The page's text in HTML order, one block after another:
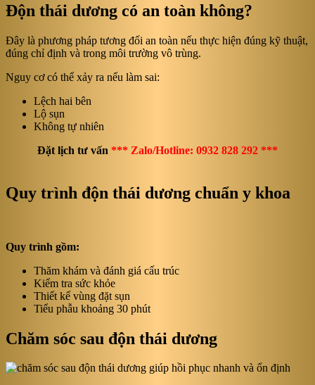
Độn thái dương có an toàn không?
Đây là phương pháp tương đối an toàn nếu thực hiện đúng kỹ thuật,
đúng chỉ định và trong môi trường vô trùng.
Nguy cơ có thể xảy ra nếu làm sai:
Lệch hai bên
Lộ sụn
Không tự nhiên
Đặt lịch tư vấn *** Zalo/Hotline: 0932 828 292 ***
Quy trình độn thái dương chuẩn y khoa
Quy trình gồm:
Thăm khám và đánh giá cấu trúc
Kiểm tra sức khỏe
Thiết kế vùng đặt sụn
Tiểu phẫu khoảng 30 phút
Chăm sóc sau độn thái dương